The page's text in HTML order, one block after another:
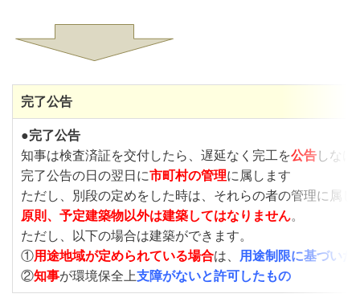
完了公告
●完了公告
知事は検査済証を交付したら、遅延なく完工を公告しなけ
完了公告の日の翌日に市町村の管理に属します
ただし、別段の定めをした時は、それらの者の管理に属し
原則、予定建築物以外は建築してはなりません。
ただし、以下の場合は建築ができます。
①用途地域が定められている場合は、
用途制限に基づい
②知事が環境保全上支障がないと許可したもの